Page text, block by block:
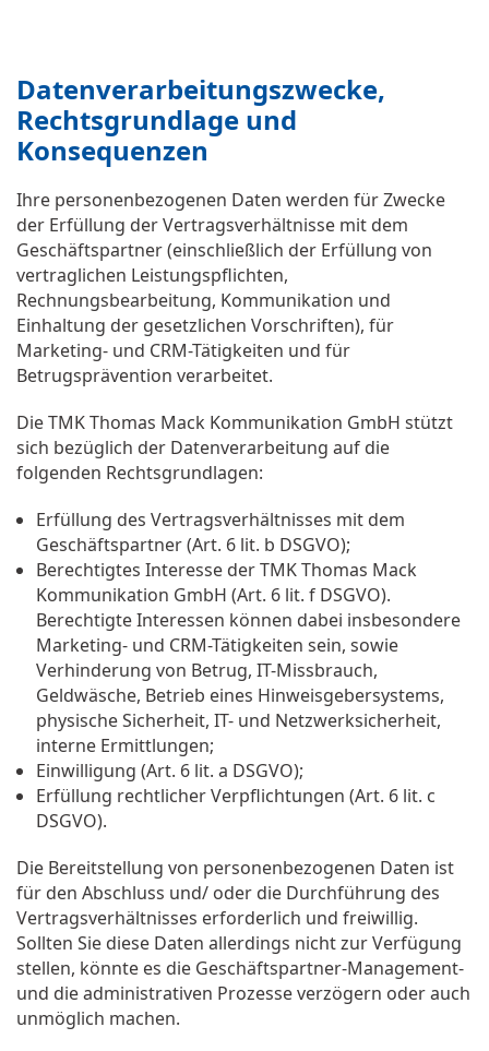
Datenverarbeitungszwecke,
Rechtsgrundlage und
Konsequenzen
Ihre personenbezogenen Daten werden für Zwecke
der Erfüllung der Vertragsverhältnisse mit dem
Geschäftspartner (einschließlich der Erfüllung von
vertraglichen Leistungspflichten,
Rechnungsbearbeitung, Kommunikation und
Einhaltung der gesetzlichen Vorschriften), für
Marketing- und CRM-Tätigkeiten und für
Betrugsprävention verarbeitet.
Die TMK Thomas Mack Kommunikation GmbH stützt
sich bezüglich der Datenverarbeitung auf die
folgenden Rechtsgrundlagen:
Erfüllung des Vertragsverhältnisses mit dem
Geschäftspartner (Art. 6 lit. b DSGVO);
Berechtigtes Interesse der TMK Thomas Mack
Kommunikation GmbH (Art. 6 lit. f DSGVO).
Berechtigte Interessen können dabei insbesondere
Marketing- und CRM-Tätigkeiten sein, sowie
Verhinderung von Betrug, IT-Missbrauch,
Geldwäsche, Betrieb eines Hinweisgebersystems,
physische Sicherheit, IT- und Netzwerksicherheit,
interne Ermittlungen;
Einwilligung (Art. 6 lit. a DSGVO);
Erfüllung rechtlicher Verpflichtungen (Art. 6 lit. c
DSGVO).
Die Bereitstellung von personenbezogenen Daten ist
für den Abschluss und/ oder die Durchführung des
Vertragsverhältnisses erforderlich und freiwillig.
Sollten Sie diese Daten allerdings nicht zur Verfügung
stellen, könnte es die Geschäftspartner-Management-
und die administrativen Prozesse verzögern oder auch
unmöglich machen.